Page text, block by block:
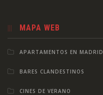
MAPA WEB
APARTAMENTOS EN MADRID
BARES CLANDESTINOS
CINES DE VERANO